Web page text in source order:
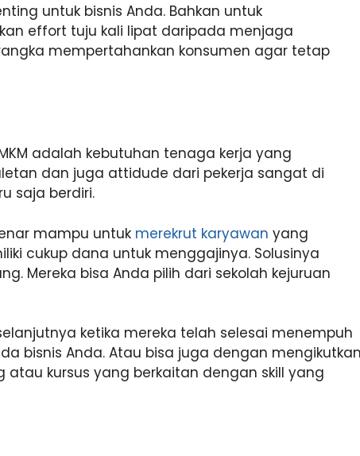
untuk bisnis Anda. Bahkan untuk
effort tuju kali lipat daripada menjaga
mempertahankan konsumen agar tetap
adalah kebutuhan tenaga kerja yang
dan juga attidude dari pekerja sangat di
saja berdiri.
mampu untuk merekrut karyawan yang
cukup dana untuk menggajinya. Solusinya
Mereka bisa Anda pilih dari sekolah kejuruan
ketika mereka telah selesai menempuh
bisnis Anda. Atau bisa juga dengan
kursus yang berkaitan dengan skill yang